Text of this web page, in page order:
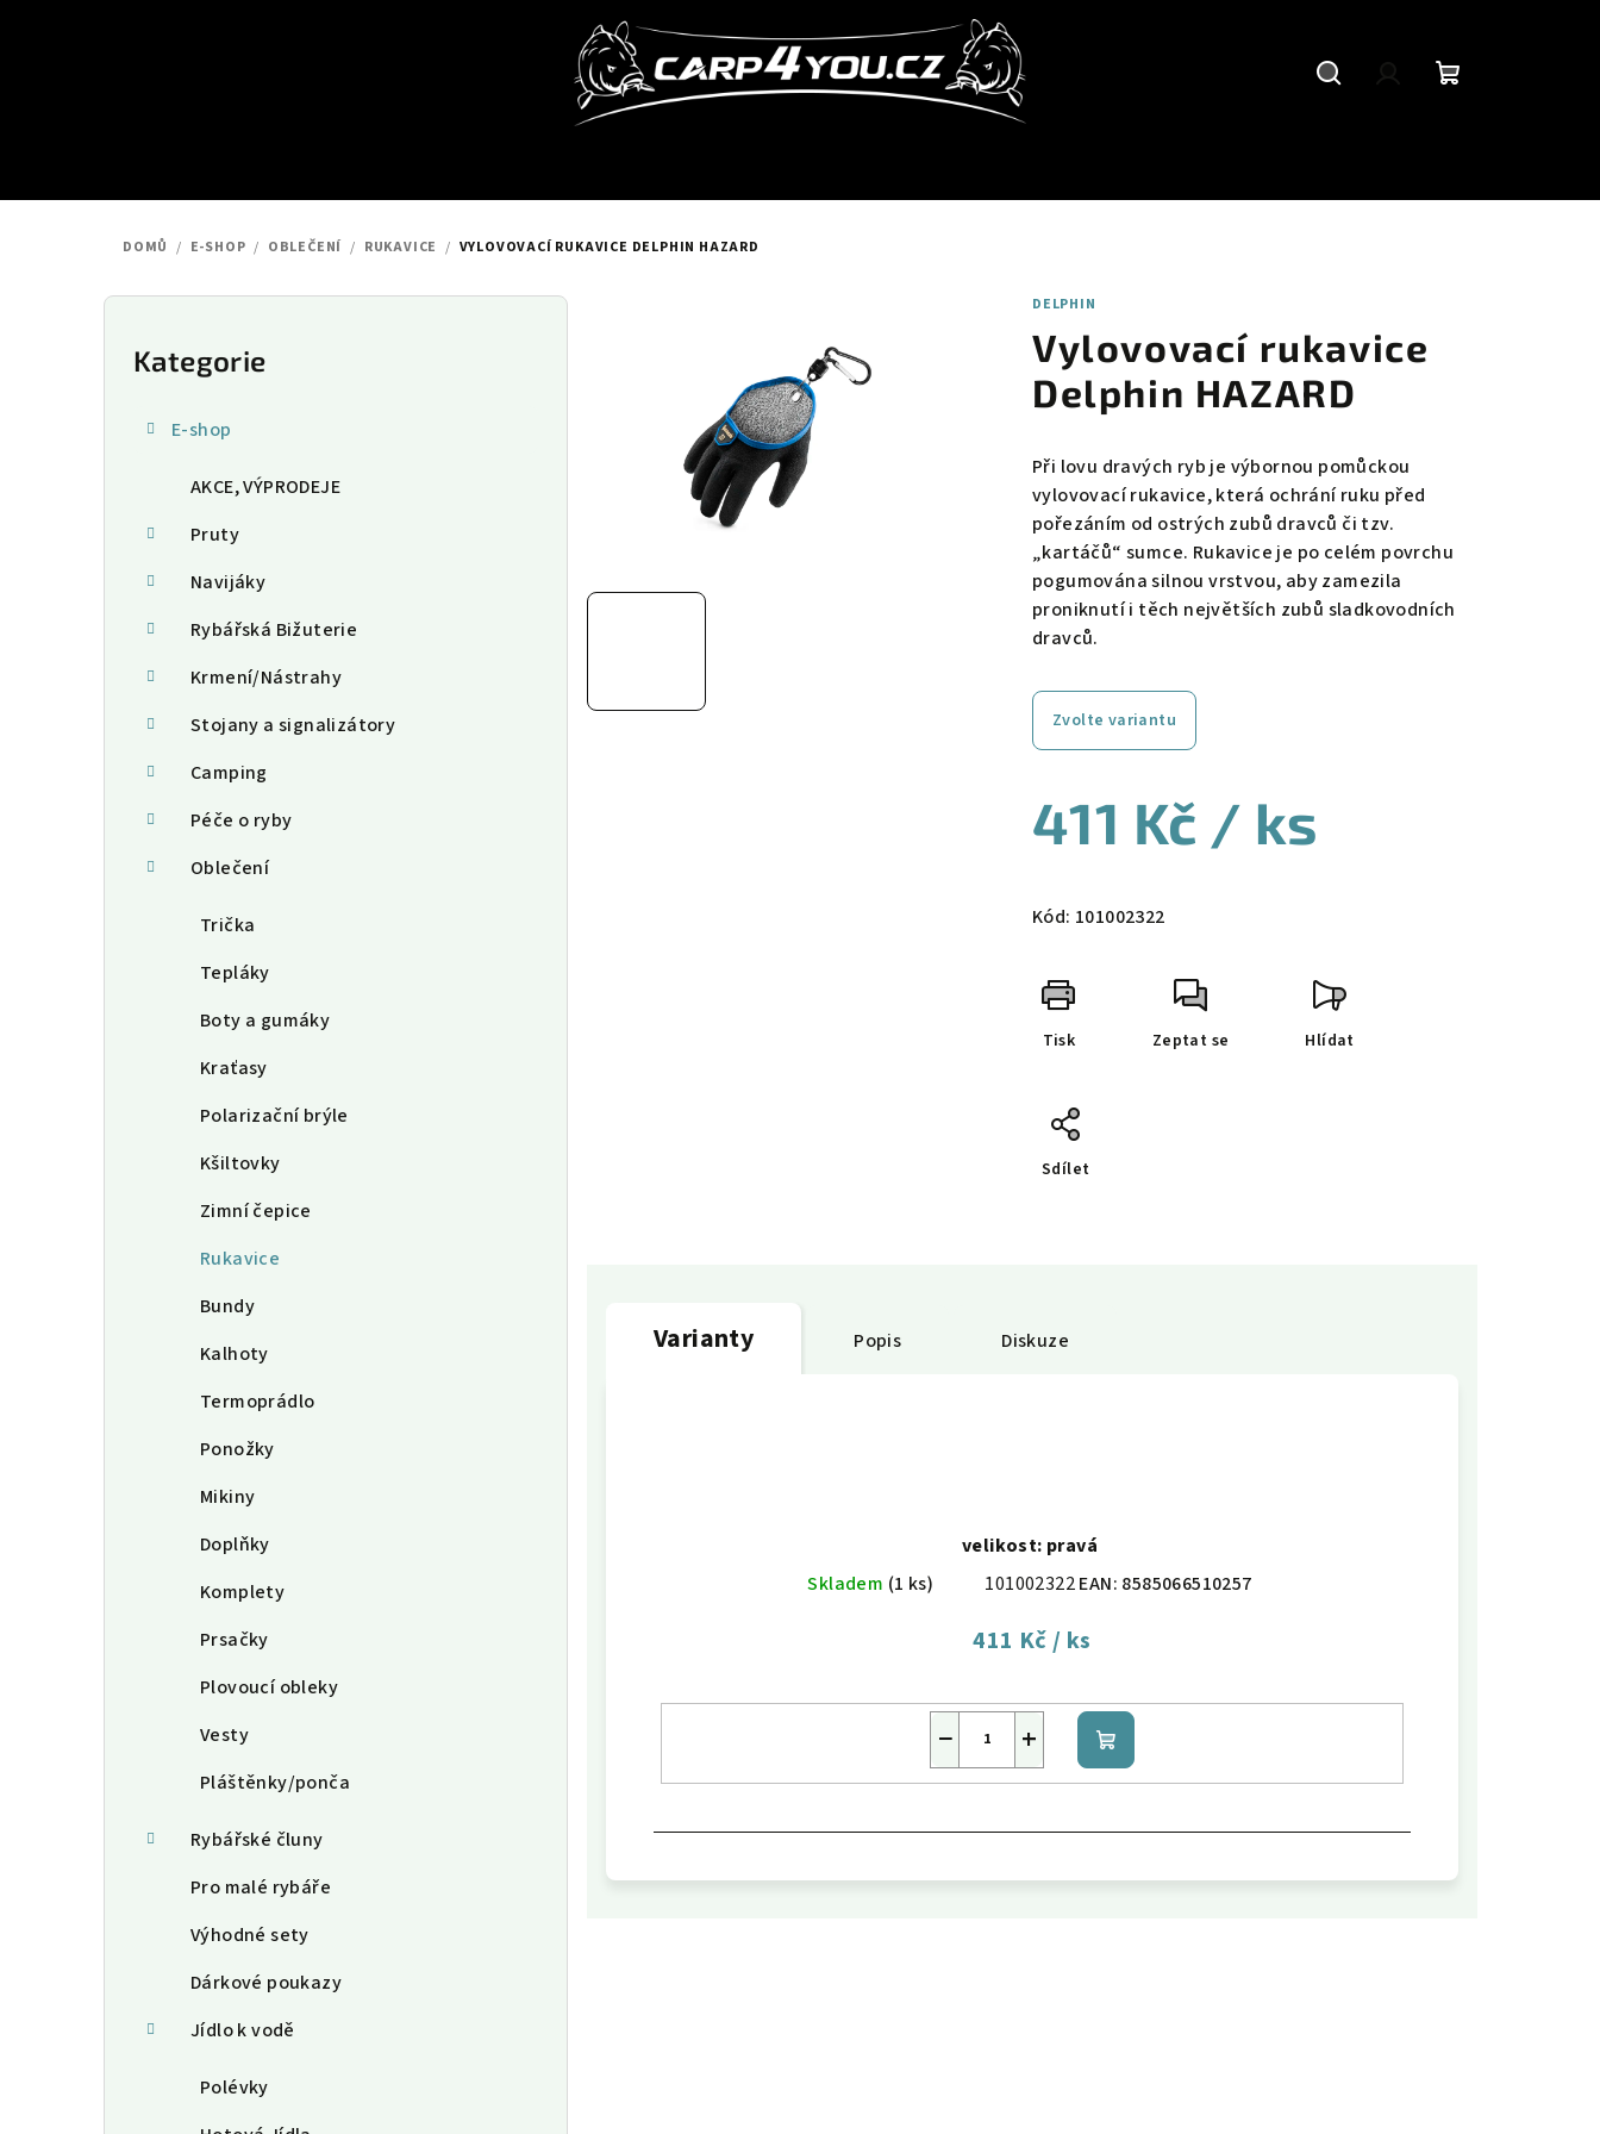
DOMŮ / E-SHOP / OBLEČENÍ / RUKAVICE / VYLOVOVACÍ RUKAVICE DELPHIN HAZARD
P
Přeskočit
kategorie
Kategorie
E-shop
AKCE, VÝPRODEJE
Pruty
Navijáky
Rybářská Bižuterie
Krmení/Nástrahy
Stojany a signalizátory
Camping
Péče o ryby
Oblečení
Trička
Tepláky
Boty a gumáky
Kraťasy
Polarizační brýle
Kšiltovky
Zimní čepice
Rukavice
Bundy
Kalhoty
Termoprádlo
Ponožky
Mikiny
Doplňky
Komplety
Prsačky
Plovoucí obleky
Vesty
Pláštěnky/ponča
Rybářské čluny
Pro malé rybáře
Výhodné sety
Dárkové poukazy
Jídlo k vodě
Polévky
DELPHIN
Vylovovací rukavice
Delphin HAZARD
Při lovu dravých ryb je výbornou pomůckou
vylovovací rukavice, která ochrání ruku před
pořezáním od ostrých zubů dravců či tzv.
„kartáčů“ sumce. Rukavice je po celém povrchu
pogumována silnou vrstvou, aby zamezila
proniknutí i těch největších zubů sladkovodních
dravců.
Zvolte variantu
411 Kč / ks
cena:
Kód: 101002322
Tisk Zeptat se Hlídat
Sdílet
Varianty Popis Diskuze
velikost: pravá
Skladem (1 ks) 101002322EAN: 8585066510257
411 Kč/ ks
+
− Do
košíku